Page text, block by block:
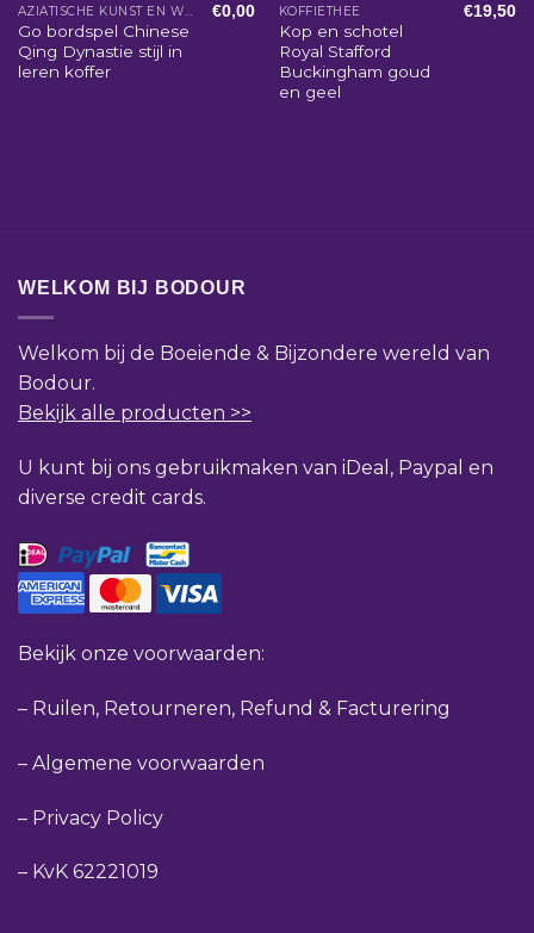
Go bordspel Chinese
Qing Dynastie stijl in
leren koffer
€0,00 KOFFIETHEE
Kop en schotel
Royal Stafford
Buckingham goud
en geel
€19,50
WELKOM BIJ BODOUR
Welkom bij de Boeiende & Bijzondere wereld van
Bodour.
Bekijk alle producten >>
U kunt bij ons gebruikmaken van iDeal, Paypal en
diverse credit cards.
Bekijk onze voorwaarden:
– Ruilen, Retourneren, Refund & Facturering
– Algemene voorwaarden
– Privacy Policy
– KvK 62221019